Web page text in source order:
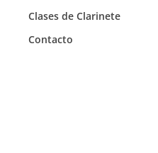
Clases de Clarinete
Contacto